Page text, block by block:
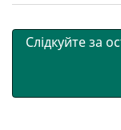
Слідкуйте за